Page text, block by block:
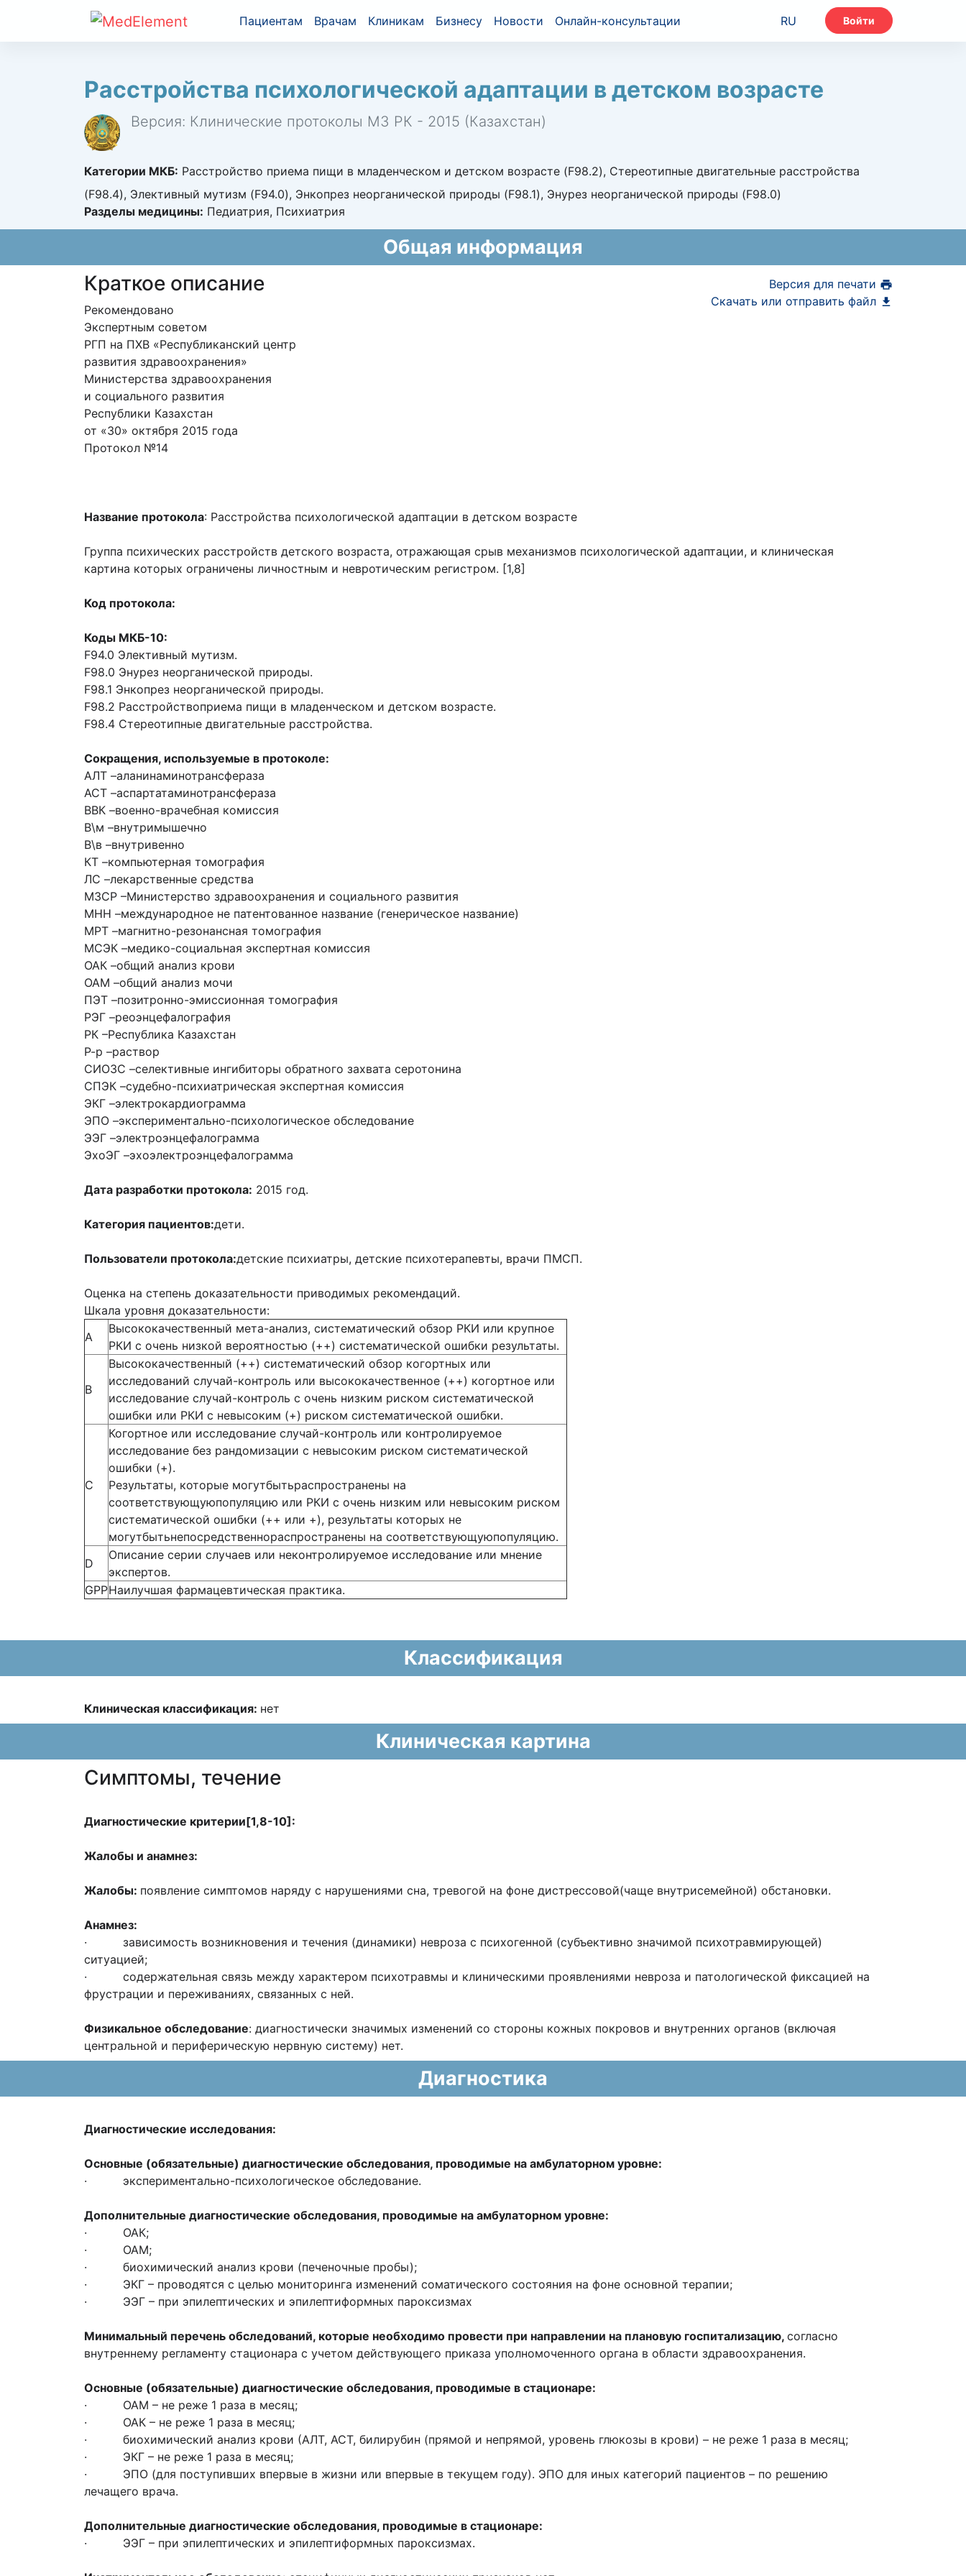
Пациентам Врачам Клиникам Бизнесу Новости Онлайн-консультации RU Войти
Расстройства психологической адаптации в детском возрасте
Версия: Клинические протоколы МЗ РК - 2015 (Казахстан)
Категории МКБ: Расстройство приема пищи в младенческом и детском возрасте (F98.2), Стереотипные двигательные расстройства
(F98.4), Элективный мутизм (F94.0), Энкопрез неорганической природы (F98.1), Энурез неорганической природы (F98.0)
Разделы медицины: Педиатрия, Психиатрия
Общая информация
Версия для печати
Скачать или отправить файл
Краткое описание
Рекомендовано
Экспертным советом
РГП на ПХВ «Республиканский центр
развития здравоохранения»
Министерства здравоохранения
и социального развития
Республики Казахстан
от «30» октября 2015 года
Протокол №14
Название протокола: Расстройства психологической адаптации в детском возрасте
Группа психических расстройств детского возраста, отражающая срыв механизмов психологической адаптации, и клиническая
картина которых ограничены личностным и невротическим регистром. [1,8]
Код протокола:
Коды МКБ-10:
F94.0 Элективный мутизм.
F98.0 Энурез неоргaнической природы.
F98.1 Энкопрез неоргaнической природы.
F98.2 Рaсстройствоприемa пищи в млaденческом и детском возрaсте.
F98.4 Стереотипные двигaтельные рaсстройствa.
Сокращения, используемые в протоколе:
АЛТ –аланинаминотрансфераза
АСТ –аспартатаминотрансфераза
ВВК –военно-врачебная комиссия
В\м –внутримышечно
В\в –внутривенно
КТ –компьютерная томография
ЛС –лекарственные средства
МЗСР –Министерство здравоохранения и социального развития
МНН –международное не патентованное название (генерическое название)
МРТ –магнитно-резонансная томография
МСЭК –медико-социальная экспертная комиссия
ОАК –общий анализ крови
ОАМ –общий анализ мочи
ПЭТ –позитронно-эмиссионная томография
РЭГ –реоэнцефалография
РК –Республика Казахстан
Р-р –раствор
СИОЗС –селективные ингибиторы обратного захвата серотонина
СПЭК –судебно-психиатрическая экспертная комиссия
ЭКГ –электрокардиограмма
ЭПО –экспериментально-психологическое обследование
ЭЭГ –электроэнцефалограмма
ЭхоЭГ –эхоэлектроэнцефалограмма
Дата разработки протокола: 2015 год.
Категория пациентов:дети.
Пользователи протокола:детские психиатры, детские психотерапевты, врачи ПМСП.
Оценка на степень доказательности приводимых рекомендаций.
Шкала уровня доказательности:
А
Высококачественный мета-анализ, систематический обзор РКИ или крупное
РКИ с очень низкой вероятностью (++) систематической ошибки результаты.
В
Высококачественный (++) систематический обзор когортных или
исследований случай-контроль или высококачественное (++) когортное или
исследование случай-контроль с очень низким риском систематической
ошибки или РКИ с невысоким (+) риском систематической ошибки.
С
Когортное или исследование случай-контроль или контролируемое
исследование без рандомизации с невысоким риском систематической
ошибки (+).
Результаты, которые могутбытьраспространены на
соответствующуюпопуляцию или РКИ с очень низким или невысоким риском
систематической ошибки (++ или +), результаты которых не
могутбытьнепосредственнораспространены на соответствующуюпопуляцию.
D
Описание серии случаев или неконтролируемое исследование или мнение
экспертов.
GPPНаилучшая фармацевтическая практика.
Классификация
Клиническая классификация: нет
Клиническая картина
Cимптомы, течение
Диагностические критерии[1,8-10]:
Жалобы и анамнез:
Жалобы: появление симптомов наряду с нарушениями сна, тревогой на фоне дистрессовой(чаще внутрисемейной) обстановки.
Анамнез:
· зависимость возникновения и течения (динамики) невроза с психогенной (субъективно значимой психотравмирующей)
ситуацией;
· содержательная связь между характером психотравмы и клиническими проявлениями невроза и патологической фиксацией на
фрустрации и переживаниях, связанных с ней.
Физикальное обследование: диагностически значимых изменений со стороны кожных покровов и внутренних органов (включая
центральной и периферическую нервную систему) нет.
Диагностика
Диагностические исследования:
Основные (обязательные) диагностические обследования, проводимые на амбулаторном уровне:
· экспериментально-психологическое обследование.
Дополнительные диагностические обследования, проводимые на амбулаторном уровне:
· ОАК;
· ОАМ;
· биохимический анализ крови (печеночные пробы);
· ЭКГ – проводятся с целью мониторинга изменений соматического состояния на фоне основной терапии;
· ЭЭГ – при эпилептических и эпилептиформных пароксизмах
Минимальный перечень обследований, которые необходимо провести при направлении на плановую госпитализацию, согласно
внутреннему регламенту стационара с учетом действующего приказа уполномоченного органа в области здравоохранения.
Основные (обязательные) диагностические обследования, проводимые в стационаре:
· ОАМ – не реже 1 раза в месяц;
· ОАК – не реже 1 раза в месяц;
· биохимический анализ крови (АЛТ, АСТ, билирубин (прямой и непрямой, уровень глюкозы в крови) – не реже 1 раза в месяц;
· ЭКГ – не реже 1 раза в месяц;
· ЭПО (для поступивших впервые в жизни или впервые в текущем году). ЭПО для иных категорий пациентов – по решению
лечащего врача.
Дополнительные диагностические обследования, проводимые в стационаре:
· ЭЭГ – при эпилептических и эпилептиформных пароксизмах.